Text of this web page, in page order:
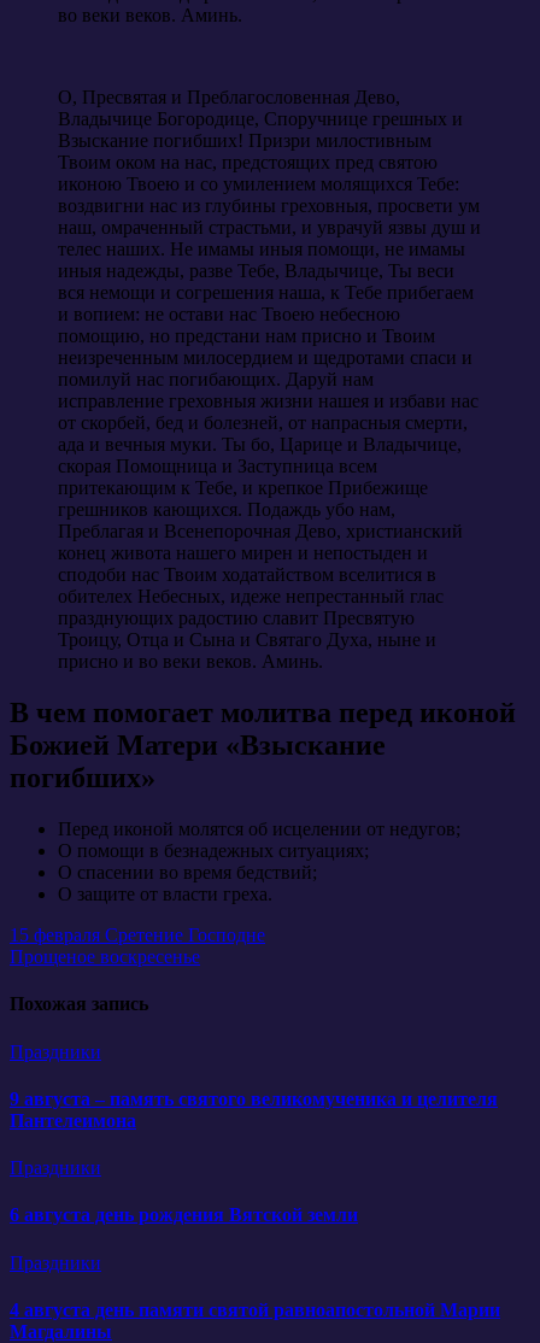
во веки веков. Аминь.
О, Пресвятая и Преблагословенная Дево,
Владычице Богородице, Споручнице грешных и
Взыскание погибших! Призри милостивным
Твоим оком на нас, предстоящих пред святою
иконою Твоею и со умилением молящихся Тебе:
воздвигни нас из глубины греховныя, просвети ум
наш, омраченный страстьми, и уврачуй язвы душ и
телес наших. Не имамы иныя помощи, не имамы
иныя надежды, разве Тебе, Владычице, Ты веси
вся немощи и согрешения наша, к Тебе прибегаем
и вопием: не остави нас Твоею небесною
помощию, но предстани нам присно и Твоим
неизреченным милосердием и щедротами спаси и
помилуй нас погибающих. Даруй нам
исправление греховныя жизни нашея и избави нас
от скорбей, бед и болезней, от напрасныя смерти,
ада и вечныя муки. Ты бо, Царице и Владычице,
скорая Помощница и Заступница всем
притекающим к Тебе, и крепкое Прибежище
грешников кающихся. Подаждь убо нам,
Преблагая и Всенепорочная Дево, христианский
конец живота нашего мирен и непостыден и
сподоби нас Твоим ходатайством вселитися в
обителех Небесных, идеже непрестанный глас
празднующих радостию славит Пресвятую
Троицу, Отца и Сына и Святаго Духа, ныне и
присно и во веки веков. Аминь.
В чем помогает молитва перед иконой
Божией Матери «Взыскание
погибших»
Перед иконой молятся об исцелении от недугов;
О помощи в безнадежных ситуациях;
О спасении во время бедствий;
О защите от власти греха.
Навигация
по
записям
15 февраля Сретение Господне
Прощеное воскресенье
Похожая запись
Праздники
9 августа – память святого великомученика и целителя
Пантелеимона
Праздники
6 августа день рождения Вятской земли
Праздники
4 августа день памяти святой равноапостольной Марии
Магдалины